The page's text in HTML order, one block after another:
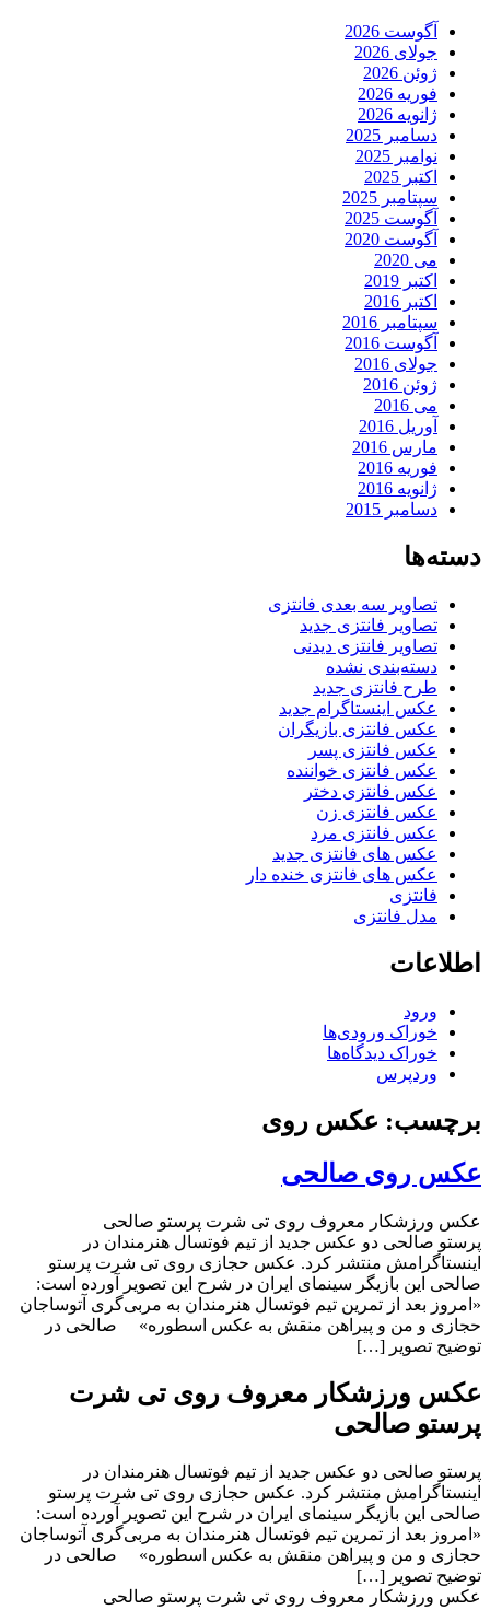
آگوست 2026
جولای 2026
ژوئن 2026
فوریه 2026
ژانویه 2026
دسامبر 2025
نوامبر 2025
اکتبر 2025
سپتامبر 2025
آگوست 2025
آگوست 2020
می 2020
اکتبر 2019
اکتبر 2016
سپتامبر 2016
آگوست 2016
جولای 2016
ژوئن 2016
می 2016
آوریل 2016
مارس 2016
فوریه 2016
ژانویه 2016
دسامبر 2015
دسته‌ها
تصاویر سه بعدی فانتزی
تصاویر فانتزی جدید
تصاویر فانتزی دیدنی
دسته‌بندی نشده
طرح فانتزی جدید
عکس اینستاگرام جدید
عکس فانتزی بازیگران
عکس فانتزی پسر
عکس فانتزی خواننده
عکس فانتزی دختر
عکس فانتزی زن
عکس فانتزی مرد
عکس های فانتزی جدید
عکس های فانتزی خنده دار
فانتزی
مدل فانتزی
اطلاعات
ورود
خوراک ورودی‌ها
خوراک دیدگاه‌ها
وردپرس
برچسب: عکس روی
عکس روی صالحی
عکس ورزشکار معروف روی تی شرت پرستو صالحی
پرستو صالحی دو عکس جدید از تیم فوتسال هنرمندان در
اینستاگرامش منتشر کرد. عکس حجازی روی تی شرت پرستو
صالحی این بازیگر سینمای ایران در شرح این تصویر آورده است:
«امروز بعد از تمرین تیم فوتسال هنرمندان به مربی‌گری آتوساجان
حجازی و من و پیراهن منقش به عکس اسطوره» صالحی در
توضیح تصویر […]
عکس ورزشکار معروف روی تی شرت
پرستو صالحی
پرستو صالحی دو عکس جدید از تیم فوتسال هنرمندان در
اینستاگرامش منتشر کرد. عکس حجازی روی تی شرت پرستو
صالحی این بازیگر سینمای ایران در شرح این تصویر آورده است:
«امروز بعد از تمرین تیم فوتسال هنرمندان به مربی‌گری آتوساجان
حجازی و من و پیراهن منقش به عکس اسطوره» صالحی در
توضیح تصویر […]
عکس ورزشکار معروف روی تی شرت پرستو صالحی